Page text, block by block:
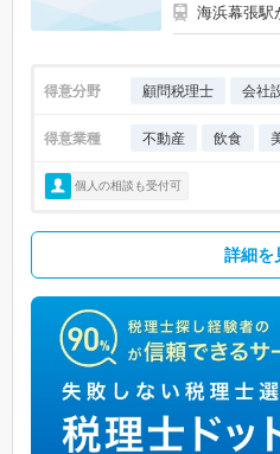
海浜幕張駅
得意分野 顧問税理士 会社
得意業種 不動産 飲食
個人の相談も受付可
詳細を